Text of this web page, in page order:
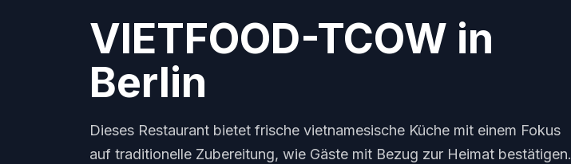
VIETFOOD-TCOW in
Berlin
Dieses Restaurant bietet frische vietnamesische Küche mit einem Fokus
auf traditionelle Zubereitung, wie Gäste mit Bezug zur Heimat bestätigen.